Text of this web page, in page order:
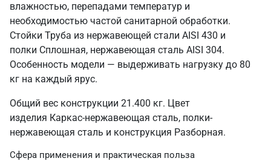
влажностью, перепадами температур и
необходимостью частой санитарной обработки.
Стойки Труба из нержавеющей стали AISI 430 и
полки Сплошная, нержавеющая сталь AISI 304.
Особенность модели — выдерживать нагрузку до 80
кг на каждый ярус.
Общий вес конструкции 21.400 кг. Цвет
изделия Каркас-нержавеющая сталь, полки-
нержавеющая сталь и конструкция Разборная.
Сфера применения и практическая польза